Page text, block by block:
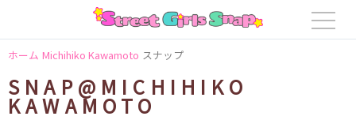
ホーム Michihiko Kawamoto スナップ
SNAP@MICHIHIKO
KAWAMOTO